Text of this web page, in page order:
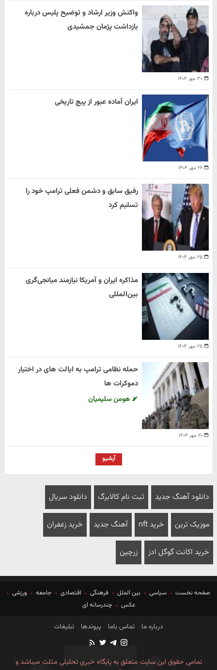
۳۰ مهر ۱۴۰۴
واکنش وزیر ارشاد و توضیح پلیس درباره
بازداشت پژمان جمشیدی
۲۶ مهر ۱۴۰۴
ایران آماده عبور از پیچ تاریخی
۲۵ مهر ۱۴۰۴
رفیق سابق و دشمن فعلی ترامپ خود را
تسلیم کرد
۲۵ مهر ۱۴۰۴
مذاکره ایران و آمریکا نیازمند میانجی‌گری
بین‌المللی
۲۰ مهر ۱۴۰۴
حمله نظامی ترامپ به ایالت های در اختیار
دموکرات ها
هومن سلیمیان
آرشیو
دانلود آهنگ جدید ثبت نام کالابرگ دانلود سریال
موزیک ترین خرید nft آهنگ جدید خرید زعفران
خرید اکانت گوگل ادز زرچین
صفحه نخست سیاسی بین الملل فرهنگی اقتصادی جامعه
ورزشی
عکس
چندرسانه ای
درباره ما تماس باما پیوندها تبلیغات
تمامی حقوق این سایت متعلق به پایگاه خبری تحلیلی مثلث میباشد و